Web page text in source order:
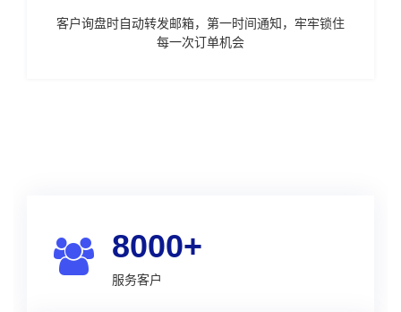
客户询盘时自动转发邮箱，第一时间通知，牢牢锁住
每一次订单机会
8000+
服务客户